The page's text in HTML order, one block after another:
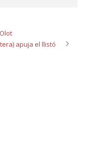
apuja el llistó